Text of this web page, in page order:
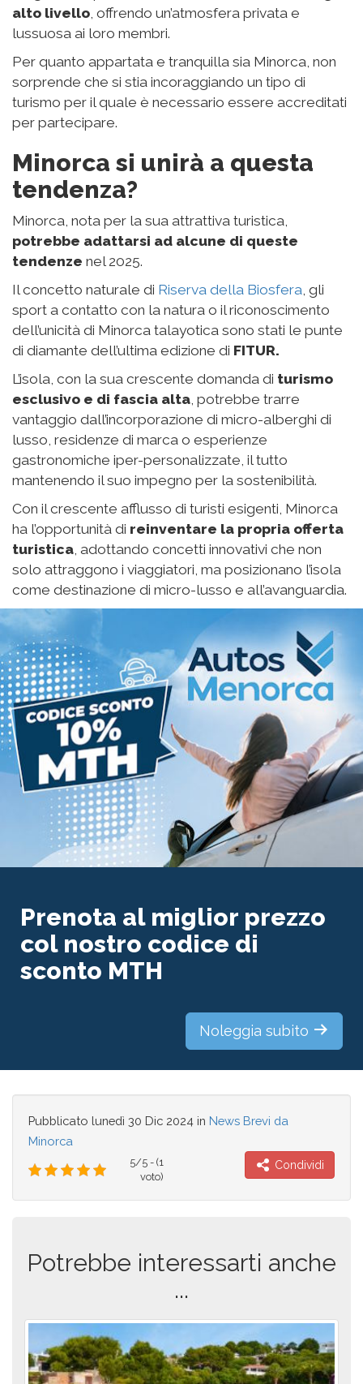
alto livello, offrendo un’atmosfera privata e
lussuosa ai loro membri.
Per quanto appartata e tranquilla sia Minorca, non
sorprende che si stia incoraggiando un tipo di
turismo per il quale è necessario essere accreditati
per partecipare.
Minorca si unirà a questa
tendenza?
Minorca, nota per la sua attrattiva turistica,
potrebbe adattarsi ad alcune di queste
tendenze nel 2025.
Il concetto naturale di Riserva della Biosfera, gli
sport a contatto con la natura o il riconoscimento
dell’unicità di Minorca talayotica sono stati le punte
di diamante dell’ultima edizione di FITUR.
L’isola, con la sua crescente domanda di turismo
esclusivo e di fascia alta, potrebbe trarre
vantaggio dall’incorporazione di micro-alberghi di
lusso, residenze di marca o esperienze
gastronomiche iper-personalizzate, il tutto
mantenendo il suo impegno per la sostenibilità.
Con il crescente afflusso di turisti esigenti, Minorca
ha l’opportunità di reinventare la propria offerta
turistica, adottando concetti innovativi che non
solo attraggono i viaggiatori, ma posizionano l’isola
come destinazione di micro-lusso e all’avanguardia.
Prenota al miglior prezzo
col nostro codice di
sconto MTH
Noleggia subito
Pubblicato lunedì 30 Dic 2024 in News Brevi da
Minorca
5/5 - (1
voto)
Condividi
Potrebbe interessarti anche
...